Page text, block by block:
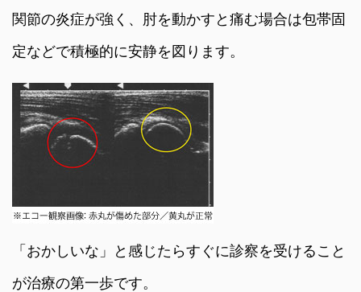
関節の炎症が強く、肘を動かすと痛む場合は包帯固
定などで積極的に安静を図ります。
「おかしいな」と感じたらすぐに診察を受けること
が治療の第一歩です。